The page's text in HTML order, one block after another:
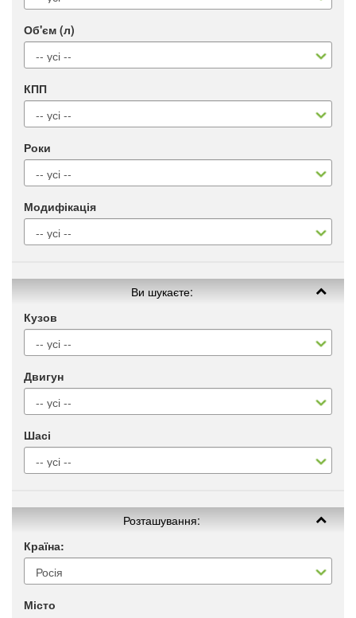
Об'єм (л)
КПП
Роки
Модифікація
Ви шукаєте:
Кузов
Двигун
Шасі
Розташування:
Країна:
Місто